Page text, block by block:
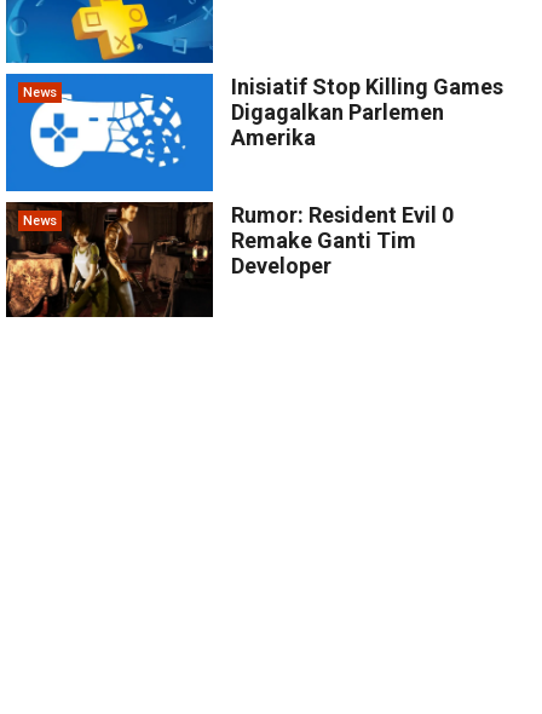
News
Inisiatif Stop Killing Games
Digagalkan Parlemen
Amerika
News
Rumor: Resident Evil 0
Remake Ganti Tim
Developer